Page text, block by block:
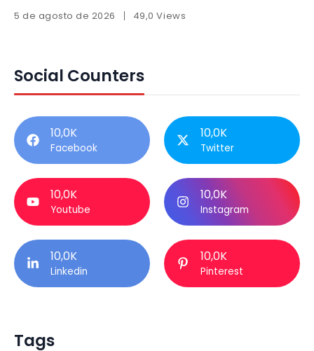
5 de agosto de 2026 49,0 Views
Social Counters
10,0K
Facebook
10,0K
Twitter
10,0K
Youtube
10,0K
Instagram
10,0K
Linkedin
10,0K
Pinterest
Tags